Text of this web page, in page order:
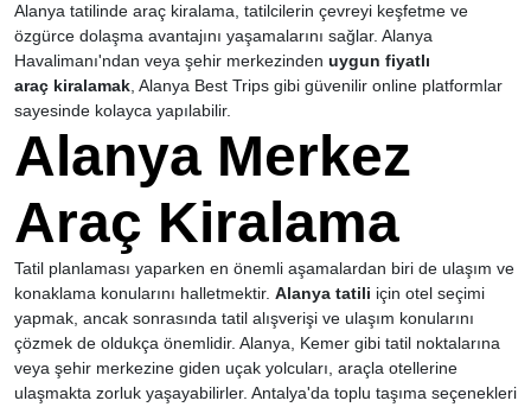
Alanya tatilinde araç kiralama, tatilcilerin çevreyi keşfetme ve
özgürce dolaşma avantajını yaşamalarını sağlar. Alanya
Havalimanı'ndan veya şehir merkezinden uygun fiyatlı
araç kiralamak , Alanya Best Trips gibi güvenilir online platformlar
sayesinde kolayca yapılabilir.
Alanya Merkez
Araç Kiralama
Tatil planlaması yaparken en önemli aşamalardan biri de ulaşım ve
konaklama konularını halletmektir. Alanya tatili için otel seçimi
yapmak, ancak sonrasında tatil alışverişi ve ulaşım konularını
çözmek de oldukça önemlidir. Alanya, Kemer gibi tatil noktalarına
veya şehir merkezine giden uçak yolcuları, araçla otellerine
ulaşmakta zorluk yaşayabilirler. Antalya'da toplu taşıma seçenekleri